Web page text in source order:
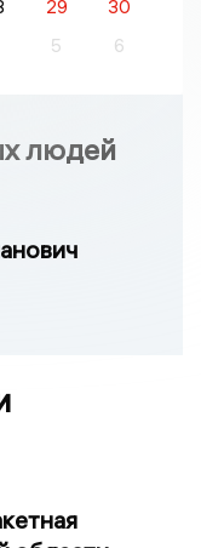
29
30
5 6
людей